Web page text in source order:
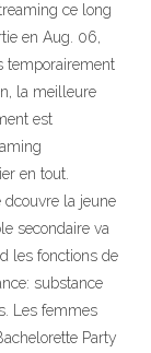
ce long
en Aug. 06,
temporairement
la meilleure
est
en tout.
dcouvre la jeune
secondaire va
les fonctions de
substance
Les femmes
Party